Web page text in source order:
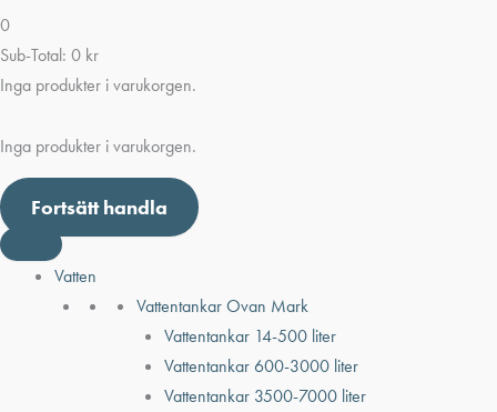
0
Sub-Total: 0 kr
Inga produkter i varukorgen.
Inga produkter i varukorgen.
Fortsätt handla
Vatten
Vattentankar Ovan Mark
Vattentankar 14-500 liter
Vattentankar 600-3000 liter
Vattentankar 3500-7000 liter